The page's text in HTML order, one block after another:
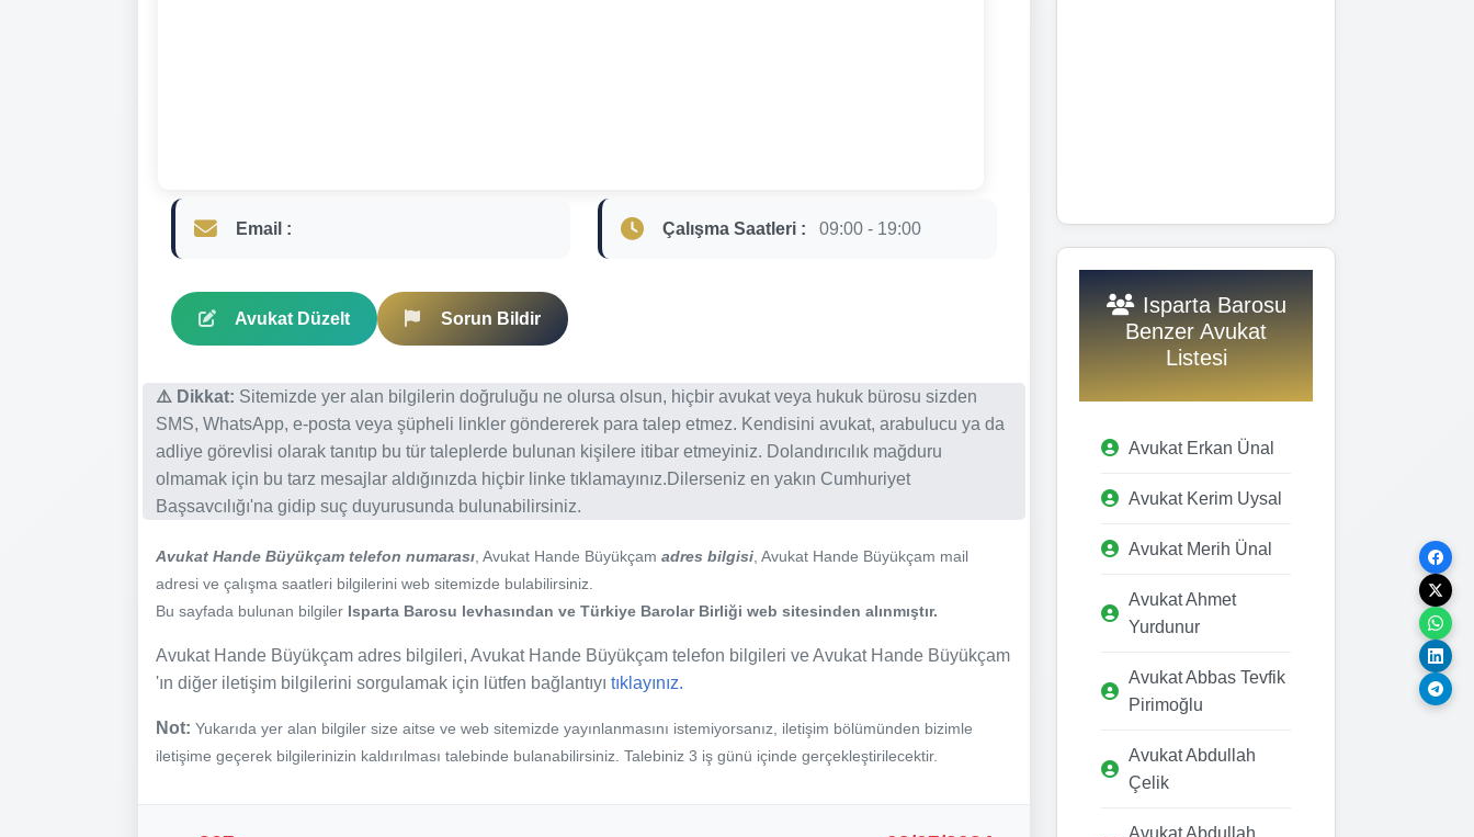
Email : Çalışma Saatleri : 09:00 - 19:00
Avukat Düzelt Sorun Bildir
⚠️ Dikkat: Sitemizde yer alan bilgilerin doğruluğu ne olursa olsun, hiçbir avukat veya hukuk bürosu sizden
SMS, WhatsApp, e-posta veya şüpheli linkler göndererek para talep etmez. Kendisini avukat, arabulucu ya da
adliye görevlisi olarak tanıtıp bu tür taleplerde bulunan kişilere itibar etmeyiniz. Dolandırıcılık mağduru
olmamak için bu tarz mesajlar aldığınızda hiçbir linke tıklamayınız.Dilerseniz en yakın Cumhuriyet
Başsavcılığı'na gidip suç duyurusunda bulunabilirsiniz.
Avukat Hande Büyükçam telefon numarası , Avukat Hande Büyükçam adres bilgisi , Avukat Hande Büyükçam mail
adresi ve çalışma saatleri bilgilerini web sitemizde bulabilirsiniz.
Bu sayfada bulunan bilgiler Isparta Barosu levhasından ve Türkiye Barolar Birliği web sitesinden alınmıştır.
Avukat Hande Büyükçam adres bilgileri, Avukat Hande Büyükçam telefon bilgileri ve Avukat Hande Büyükçam
'ın diğer iletişim bilgilerini sorgulamak için lütfen bağlantıyı tıklayınız.
Not: Yukarıda yer alan bilgiler size aitse ve web sitemizde yayınlanmasını istemiyorsanız, iletişim bölümünden bizimle
iletişime geçerek bilgilerinizin kaldırılması talebinde bulanabilirsiniz. Talebiniz 3 iş günü içinde gerçekleştirilecektir.
Isparta Barosu
Benzer Avukat
Listesi
Avukat Erkan Ünal
Avukat Kerim Uysal
Avukat Merih Ünal
Avukat Ahmet
Yurdunur
Avukat Abbas Tevfik
Pirimoğlu
Avukat Abdullah
Çelik
Avukat Abdullah